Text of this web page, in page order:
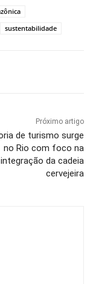
sustentabilidade
Próximo artigo
de turismo surge
no Rio com foco na
integração da cadeia
cervejeira